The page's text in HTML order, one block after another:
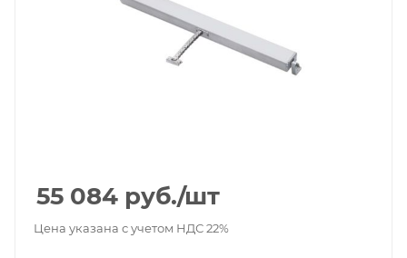
55 084 руб./шт
Цена указана с учетом НДС 22%